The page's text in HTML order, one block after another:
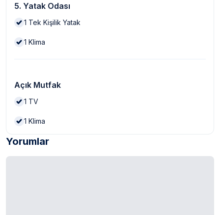
5. Yatak Odası
1 Tek Kişilik Yatak
1 Klima
Açık Mutfak
1 TV
1 Klima
Yorumlar